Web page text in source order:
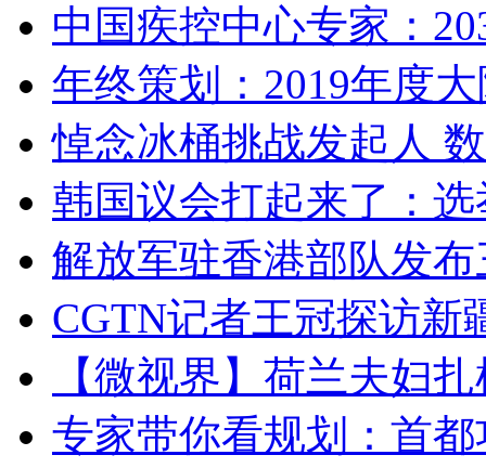
中国疾控中心专家：
年终策划：2019年度
悼念冰桶挑战发起人
韩国议会打起来了：
解放军驻香港部队发
CGTN记者王冠探访新
【微视界】荷兰夫妇
专家带你看规划：首